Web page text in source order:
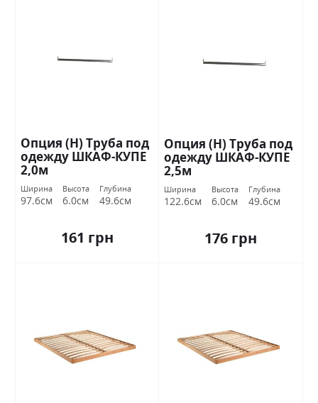
Опция (Н) Труба под
одежду ШКАФ-КУПЕ
2,0м
Ширина
97.6см
Высота
6.0см
Глубина
49.6см
161 грн
Опция (Н) Труба под
одежду ШКАФ-КУПЕ
2,5м
Ширина
122.6см
Высота
6.0см
Глубина
49.6см
176 грн